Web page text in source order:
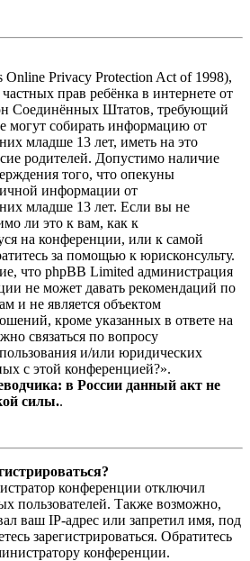
Online Privacy Protection Act of 1998),
прав ребёнка в интернете от
Соединённых Штатов, требующий
могут собирать информацию от
младше 13 лет, иметь на это
родителей. Допустимо наличие
того, что опекуны
информации от
младше 13 лет. Если вы не
ли это к вам, как к
на конференции, или к самой
за помощью к юрисконсульту.
что phpBB Limited администрация
не может давать рекомендаций по
и не является объектом
кроме указанных в ответе на
связаться по вопросу
и/или юридических
с этой конференцией?».
в России данный акт не
силы..
конференции отключил
пользователей. Также возможно,
ваш IP-адрес или запретил имя, под
зарегистрироваться. Обратитесь
конференции.